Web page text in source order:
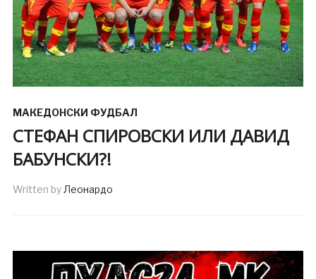
МАКЕДОНСКИ ФУДБАЛ
СТЕФАН СПИРОВСКИ ИЛИ ДАВИД
БАБУНСКИ?!
Written byЛеонардо